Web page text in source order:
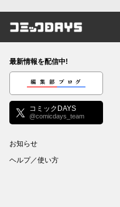
コミックDAYS
最新情報を配信中!
編集部ブログ
コミックDAYS
@comicdays_team
お知らせ
ヘルプ／使い方